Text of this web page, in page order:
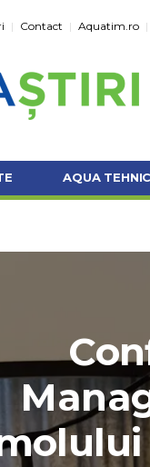
Contact Aquatim.ro
AQUA